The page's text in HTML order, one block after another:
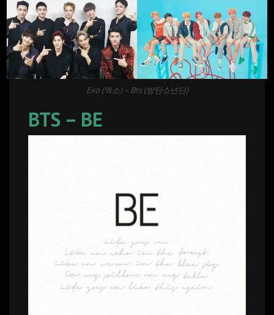
Exo (엑소) – Bts (방탄소년단)
BTS – BE